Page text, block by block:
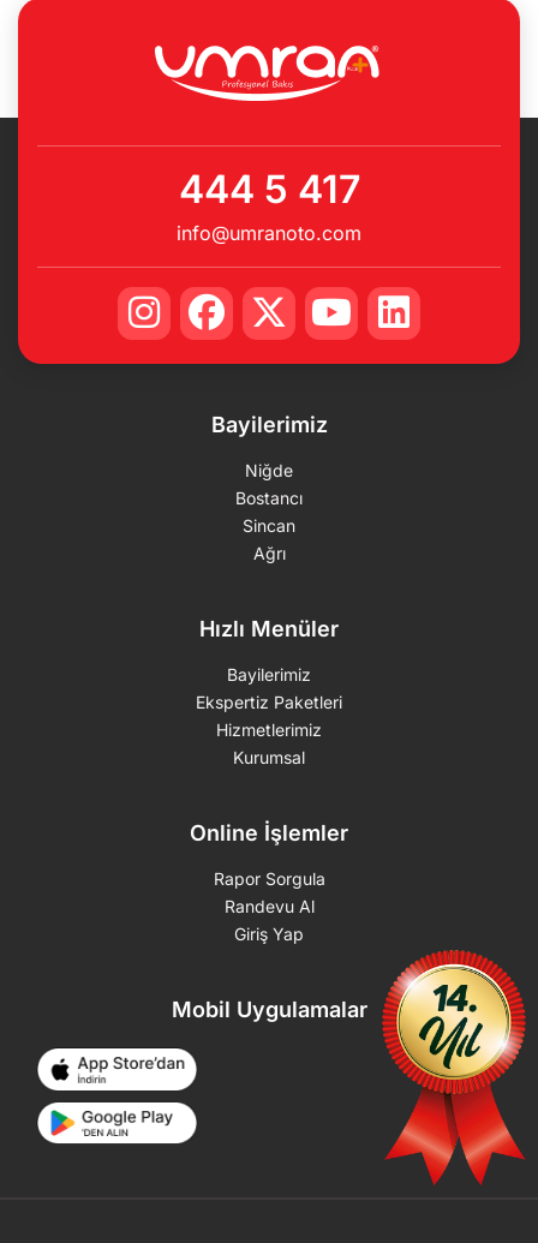
444 5 417
info@umranoto.com
Bayilerimiz
Niğde
Bostancı
Sincan
Ağrı
Hızlı Menüler
Bayilerimiz
Ekspertiz Paketleri
Hizmetlerimiz
Kurumsal
Online İşlemler
Rapor Sorgula
Randevu Al
Giriş Yap
Mobil Uygulamalar